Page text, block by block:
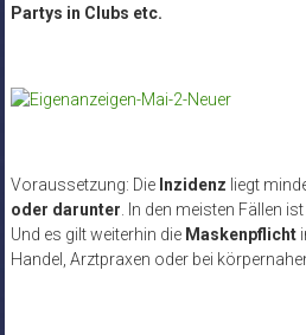
Partys in Clubs etc.
Voraussetzung: Die Inzidenz liegt
oder darunter . In den meisten Fällen
Und es gilt weiterhin die Maskenpflicht
Handel, Arztpraxen oder bei